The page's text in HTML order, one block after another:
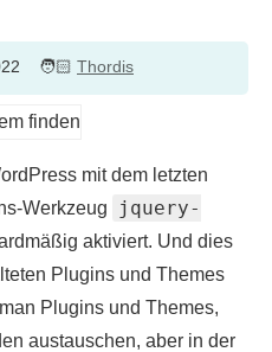
Thordis
mit dem letzten
Werkzeug
jquery-
aktiviert. Und dies
Plugins und Themes
Plugins und Themes,
austauschen, aber in der